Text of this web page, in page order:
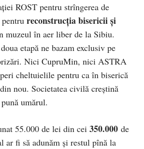
ROST pentru strîngerea de
reconstrucția bisericii și
muzeul în aer liber de la Sibiu.
etapă ne bazam exclusiv pe
Nici CupruMin, nici ASTRA
cheltuielile pentru ca în biserică
nou. Societatea civilă creștină
umărul.
55.000 de lei din cei 350.000 de
ar fi să adunăm și restul pînă la